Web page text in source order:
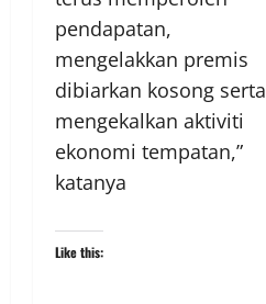
pendapatan,
mengelakkan premis
dibiarkan kosong serta
mengekalkan aktiviti
ekonomi tempatan,”
katanya
Like this: